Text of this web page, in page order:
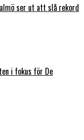
ser ut att slå rekord
i fokus för De